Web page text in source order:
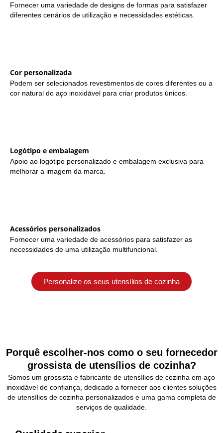
Fornecer uma variedade de designs de formas para satisfazer
diferentes cenários de utilização e necessidades estéticas.
Cor personalizada
Podem ser selecionados revestimentos de cores diferentes ou a
cor natural do aço inoxidável para criar produtos únicos.
Logótipo e embalagem
Apoio ao logótipo personalizado e embalagem exclusiva para
melhorar a imagem da marca.
Acessórios personalizados
Fornecer uma variedade de acessórios para satisfazer as
necessidades de uma utilização multifuncional.
Personalize os seus utensílios de cozinha
Porquê escolher-nos como o seu fornecedor
grossista de utensílios de cozinha?
Somos um grossista e fabricante de utensílios de cozinha em aço
inoxidável de confiança, dedicado a fornecer aos clientes soluções
de utensílios de cozinha personalizados e uma gama completa de
serviços de qualidade.